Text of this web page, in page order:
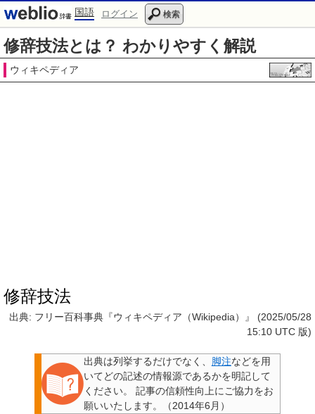
国語 ログイン 検索
修辞技法とは？ わかりやすく解説
ウィキペディア
修辞技法
出典: フリー百科事典『ウィキペディア（Wikipedia）』 (2025/05/28
15:10 UTC 版)
出典は列挙するだけでなく、 脚注などを用
いてどの記述の情報源であるかを明記して
ください。
記事の信頼性向上にご協力をお
願いいたします。
（2014年6月 ）